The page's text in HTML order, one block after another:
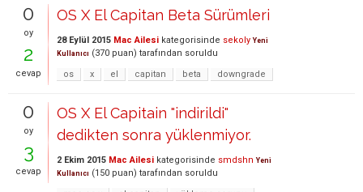
0
oy
2
cevap
OS X El Capitan Beta Sürümleri
28 Eylül 2015 Mac Ailesi kategorisinde sekoly Yeni
Kullanıcı (370 puan) tarafından soruldu
os
x el capitan beta downgrade
0
oy
3
cevap
OS X El Capitain "indirildi"
dedikten sonra yüklenmiyor.
2 Ekim 2015 Mac Ailesi kategorisinde smdshn Yeni
Kullanıcı (150 puan) tarafından soruldu